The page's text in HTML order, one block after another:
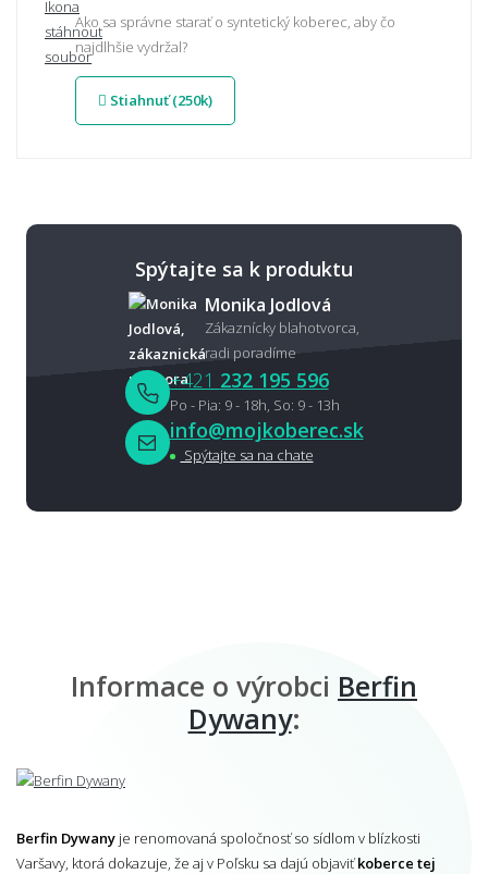
Ako sa správne starať o syntetický koberec, aby čo
najdlhšie vydržal?
Stiahnuť (250k)
Spýtajte sa k produktu
Monika Jodlová
Zákaznícky blahotvorca,
radi poradíme
+421 232 195 596
Po - Pia: 9 - 18h, So: 9 - 13h
info@mojkoberec.sk
Spýtajte sa na chate
Informace o výrobci Berfin
Dywany:
Berfin Dywany je renomovaná spoločnosť so sídlom v blízkosti
Varšavy, ktorá dokazuje, že aj v Poľsku sa dajú objaviťkoberce tej